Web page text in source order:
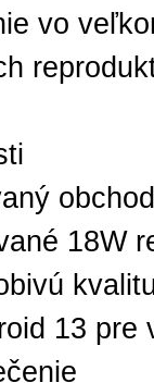
vo
18W
13 pre